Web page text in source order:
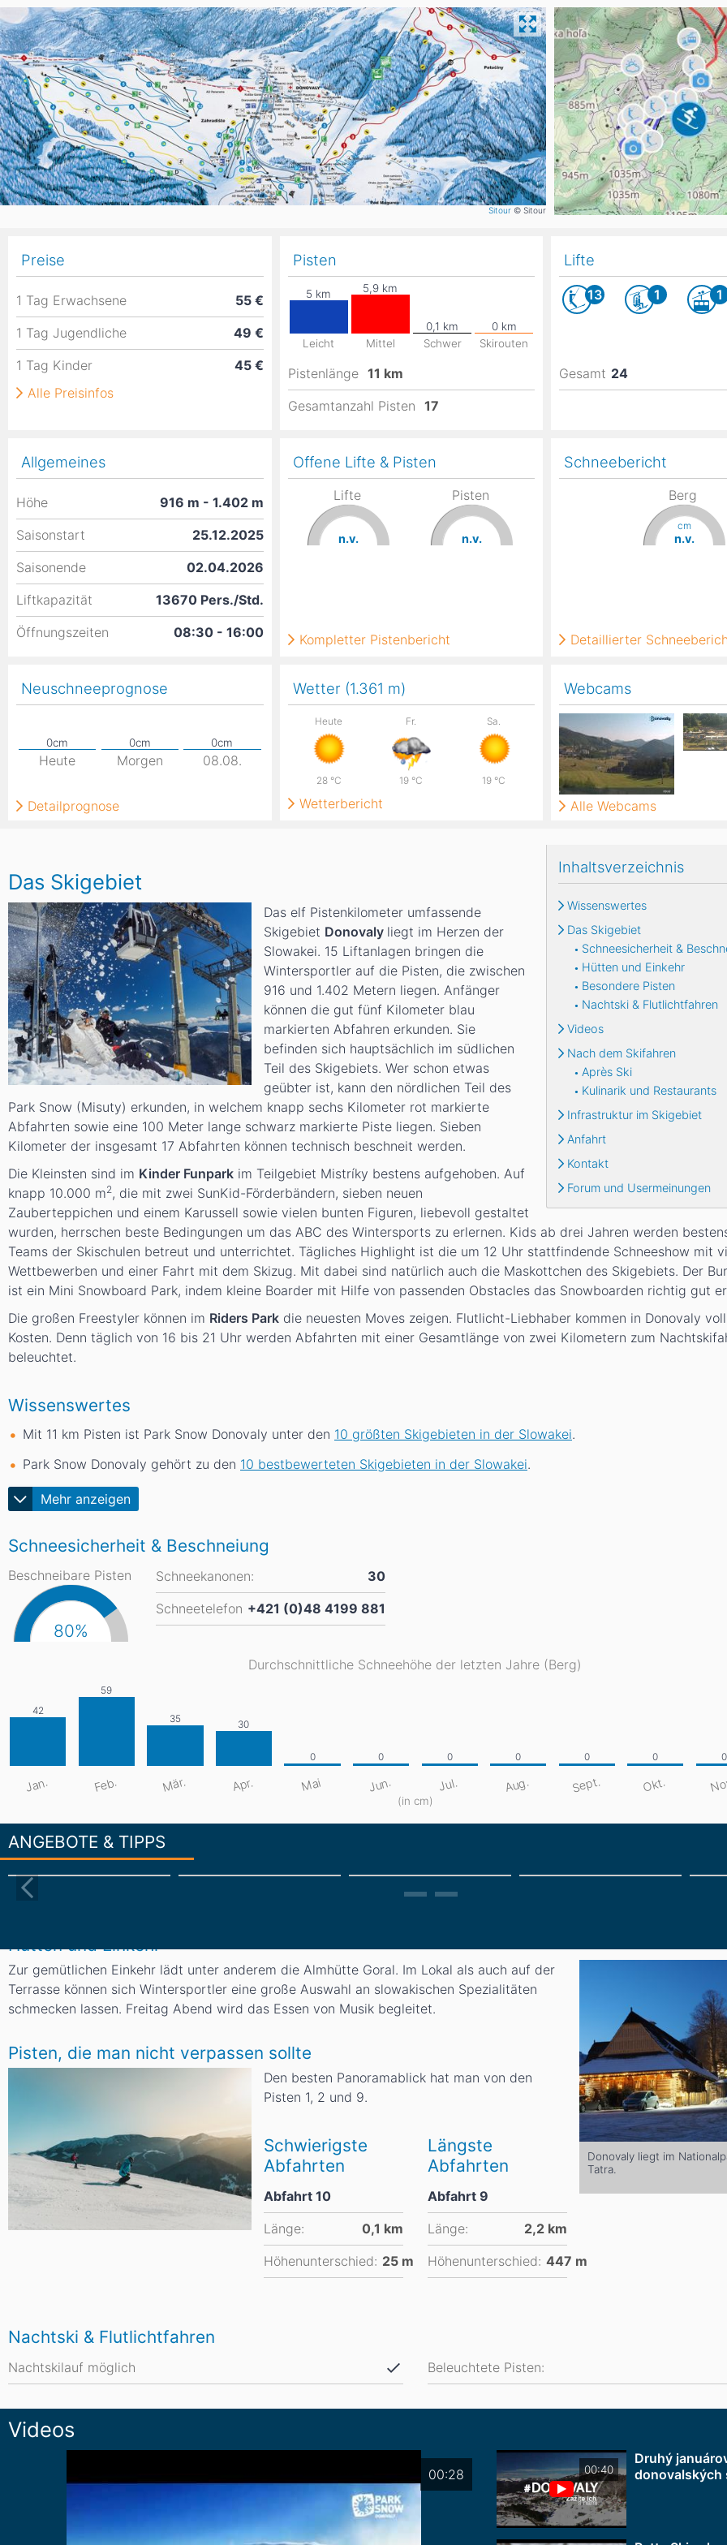
Sitour © Sitour
Inhaltsverzeichnis
Wissenswertes
Das Skigebiet
Schneesicherheit &
Hütten und Einkehr
Besondere Pisten
Nachtski & Flutlichtfahren
Videos
Nach dem Skifahren
Après Ski
Kulinarik und Restaurants
Infrastruktur im Skigebiet
Anfahrt
Kontakt
Forum und Usermeinungen
Das Skigebiet
Das elf Pistenkilometer umfassende
Skigebiet Donovaly liegt im Herzen der
Slowakei. 15 Liftanlagen bringen die
Wintersportler auf die Pisten, die zwischen
916 und 1.402 Metern liegen. Anfänger
können die gut fünf Kilometer blau
markierten Abfahren erkunden. Sie
befinden sich hauptsächlich im südlichen
Teil des Skigebiets. Wer schon etwas
geübter ist, kann den nördlichen Teil des
Park Snow (Misuty) erkunden, in welchem knapp sechs Kilometer rot markierte
Abfahrten sowie eine 100 Meter lange schwarz markierte Piste liegen. Sieben
Kilometer der insgesamt 17 Abfahrten können technisch beschneit werden.
Die Kleinsten sind im Kinder Funpark im Teilgebiet Mistríky bestens aufgehoben. Auf
knapp 10.000 m2, die mit zwei SunKid-Förderbändern, sieben neuen
Zauberteppichen und einem Karussell sowie vielen bunten Figuren, liebevoll gestaltet
wurden, herrschen beste Bedingungen um das ABC des Wintersports zu erlernen. Kids ab drei Jahren werden
Teams der Skischulen betreut und unterrichtet. Tägliches Highlight ist die um 12 Uhr stattfindende Schneeshow mit
Wettbewerben und einer Fahrt mit dem Skizug. Mit dabei sind natürlich auch die Maskottchen des Skigebiets. Der
ist ein Mini Snowboard Park, indem kleine Boarder mit Hilfe von passenden Obstacles das Snowboarden richtig gut
Die großen Freestyler können im Riders Park die neuesten Moves zeigen. Flutlicht-Liebhaber kommen in Donovaly
Kosten. Denn täglich von 16 bis 21 Uhr werden Abfahrten mit einer Gesamtlänge von zwei Kilometern zum
beleuchtet.
Wissenswertes
Mehr anzeigen
Mit 11 km Pisten ist Park Snow Donovaly unter den 10 größten Skigebieten in der Slowakei.
Park Snow Donovaly gehört zu den 10 bestbewerteten Skigebieten in der Slowakei.
Schneesicherheit & Beschneiung
Beschneibare Pisten
80%
Schneekanonen:
30
Schneetelefon +421 (0)48 4199 881
Durchschnittliche Schneehöhe der letzten Jahre (Berg)
Jan. Feb. Mär. Apr. Mai Jun. Jul. Aug. Sept. Okt.
(in cm)
ANGEBOTE & TIPPS
Hütten und Einkehr
Donovaly liegt im
Tatra.
Zur gemütlichen Einkehr lädt unter anderem die Almhütte Goral. Im Lokal als auch auf der
Terrasse können sich Wintersportler eine große Auswahl an slowakischen Spezialitäten
schmecken lassen. Freitag Abend wird das Essen von Musik begleitet.
Pisten, die man nicht verpassen sollte
Den besten Panoramablick hat man von den
Pisten 1, 2 und 9.
Schwierigste
Abfahrten
Abfahrt 10
Länge:
0,1 km
Höhenunterschied: 25 m
Längste
Abfahrten
Abfahrt 9
Länge:
2,2 km
Höhenunterschied: 447 m
Nachtski & Flutlichtfahren
Nachtskilauf möglich Beleuchtete Pisten:
Videos
00:28 00:40
Druhý
donovalských
Allgemeines
Höhe 916 m - 1.402 m
Saisonstart
25.12.2025
Saisonende
02.04.2026
Liftkapazität
13670 Pers./Std.
Öffnungszeiten
08:30 - 16:00
Lifte
13 1 1
Gesamt 24
Pisten
Leicht Mittel Schwer Skirouten
Pistenlänge 11 km
Gesamtanzahl Pisten 17
Wetter (1.361 m)
Heute
28 °C
Fr.
19 °C
Sa.
19 °C
Wetterbericht
Webcams
Alle Webcams
Schneebericht
Berg
cm
n.v.
Detaillierter
Neuschneeprognose
Heute Morgen 08.08.
Detailprognose
Offene Lifte & Pisten
Lifte
n.v.
Pisten
n.v.
Kompletter Pistenbericht
Preise
1 Tag Erwachsene
55 €
1 Tag Jugendliche
49 €
1 Tag Kinder
45 €
Alle Preisinfos
Japan China Russland Südkorea Türkei
Iran Indien Aserbaidschan Vereinigte Arabische Emirate
Ozeanien
Neuseeland Australien
Südamerika
Ägypten
Südamerika
Argentinien Chile
Asien
Russland China
Blizzard Head Dynastar Salomon
Nordica Stöckli Kästle Scott
Hagan Indigo
Ogso